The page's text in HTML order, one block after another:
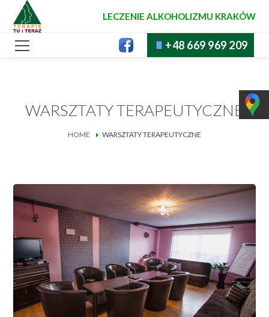
LECZENIE ALKOHOLIZMU KRAKÓW
+48 669 969 209
WARSZTATY TERAPEUTYCZNE
HOME WARSZTATY TERAPEUTYCZNE